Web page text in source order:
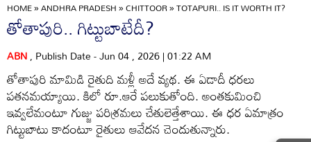
HOME»ANDHRA PRADESH»CHITTOOR»TOTAPURI.. IS IT WORTH IT?
తోతాపురి.. గిట్టుబాటేదీ?
ABN, Publish Date - Jun 04 , 2026 | 01:22 AM
తోతాపురి మామిడి రైతుది మళ్లీ అదే వ్యథ. ఈ ఏడాదీ ధరలు
పతనమయ్యాయి. కిలో రూ.ఆరే పలుకుతోంది. అంతకుమించి
ఇవ్వలేమంటూ గుజ్జు పరిశ్రమలు చేతులెత్తేశాయి. ఈ ధర ఏమాత్రం
గిట్టుబాటు కాదంటూ రైతులు ఆవేదన చెందుతున్నారు.